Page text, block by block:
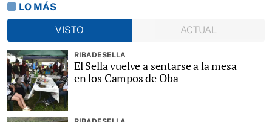
LO MÁS
VISTO
ACTUAL
RIBADESELLA
El Sella vuelve a sentarse a la mesa
en los Campos de Oba